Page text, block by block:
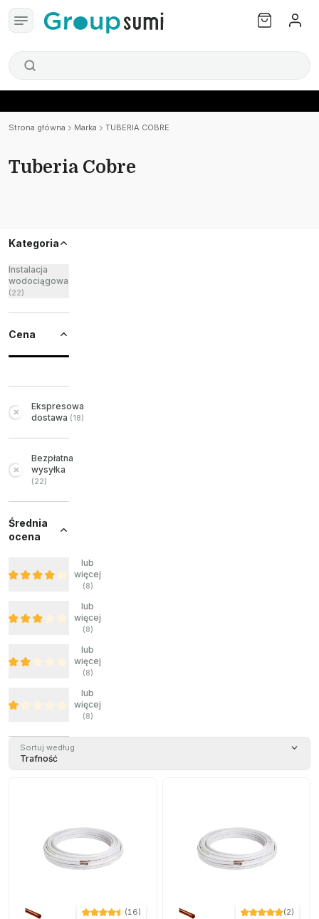
Strona główna Marka TUBERIA COBRE
Tuberia Cobre
Kategoria
Instalacja
wodociągowa
(22)
Cena
Ekspresowa
dostawa (18)
Bezpłatna
wysyłka
(22)
Średnia
ocena
lub
więcej
(8)
lub
więcej
(8)
lub
więcej
(8)
lub
więcej
(8)
Sortuj według
Trafność
(16) (2)